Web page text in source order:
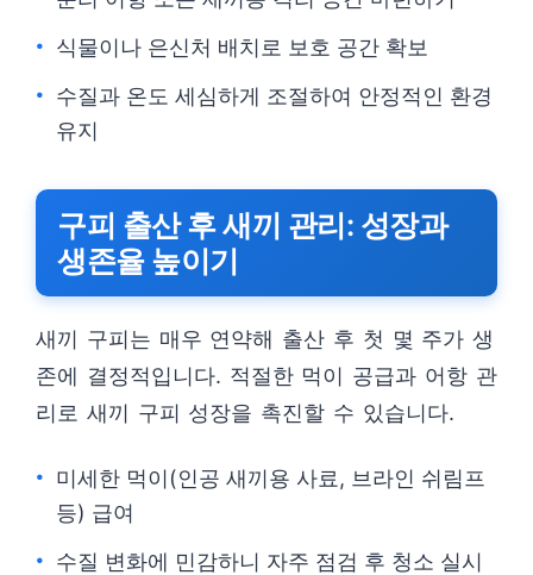
식물이나 은신처 배치로 보호 공간 확보
수질과 온도 세심하게 조절하여 안정적인 환경
유지
구피 출산 후 새끼 관리: 성장과
생존율 높이기
새끼 구피는 매우 연약해 출산 후 첫 몇 주가 생
존에 결정적입니다. 적절한 먹이 공급과 어항 관
리로 새끼 구피 성장을 촉진할 수 있습니다.
미세한 먹이(인공 새끼용 사료, 브라인 쉬림프
등) 급여
수질 변화에 민감하니 자주 점검 후 청소 실시